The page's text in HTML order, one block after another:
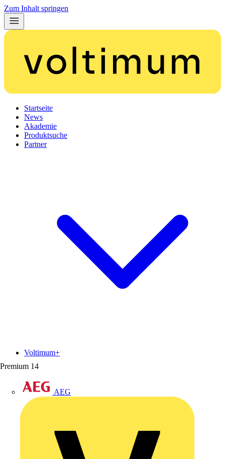
Zum Inhalt springen
Startseite
News
Akademie
Produktsuche
Partner
Premium 14
AEG
Voltimum+